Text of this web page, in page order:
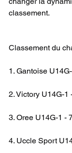
classement.
Classement du
1. Gantoise
2. Victory U14G-1
3. Oree U14G-1 -
4. Uccle Sport